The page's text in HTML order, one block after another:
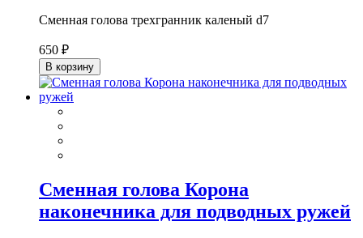
Сменная голова трехгранник каленый d7
650 ₽
В корзину
Сменная голова Корона
наконечника для подводных ружей